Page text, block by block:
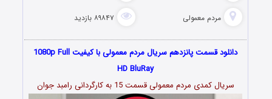
مردم معمولی ۸۹۸۴۷ بازدید
دانلود قسمت پانزدهم سریال مردم معمولی با کیفیت 1080p Full
HD BluRay
سریال کمدی مردم معمولی قسمت 15 به کارگردانی رامبد جوان